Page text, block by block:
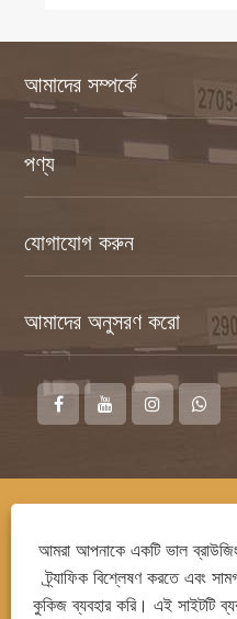
আমাদের সম্পর্কে
পণ্য
যোগাযোগ করুন
আমাদের অনুসরণ করো
কপিরাইট © 2026
Co.,Ltd. সর্বস্বত্ব সংরক্ষিত
আমরা আপনাকে একটি ভাল
ট্র্যাফিক বিশ্লেষণ করতে এবং
কুকিজ ব্যবহার করি। এই সাইটটি